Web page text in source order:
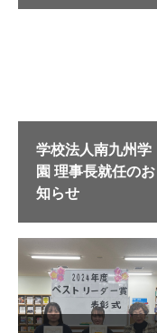
学校法人南九州学
園 理事長就任のお
知らせ